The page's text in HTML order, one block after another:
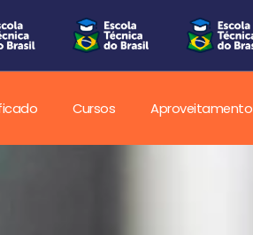
Cursos Aproveitamento